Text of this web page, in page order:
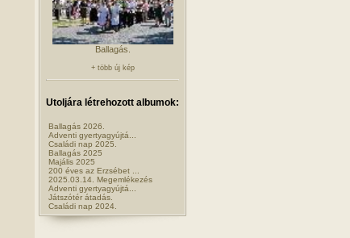
Ballagás.
+ több új kép
Utoljára létrehozott albumok:
Ballagás 2026.
Adventi gyertyagyújtá...
Családi nap 2025.
Ballagás 2025
Majális 2025
200 éves az Erzsébet ...
2025.03.14. Megemlékezés
Adventi gyertyagyújtá...
Játszótér átadás.
Családi nap 2024.